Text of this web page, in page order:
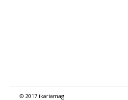
© 2017 ikariamag